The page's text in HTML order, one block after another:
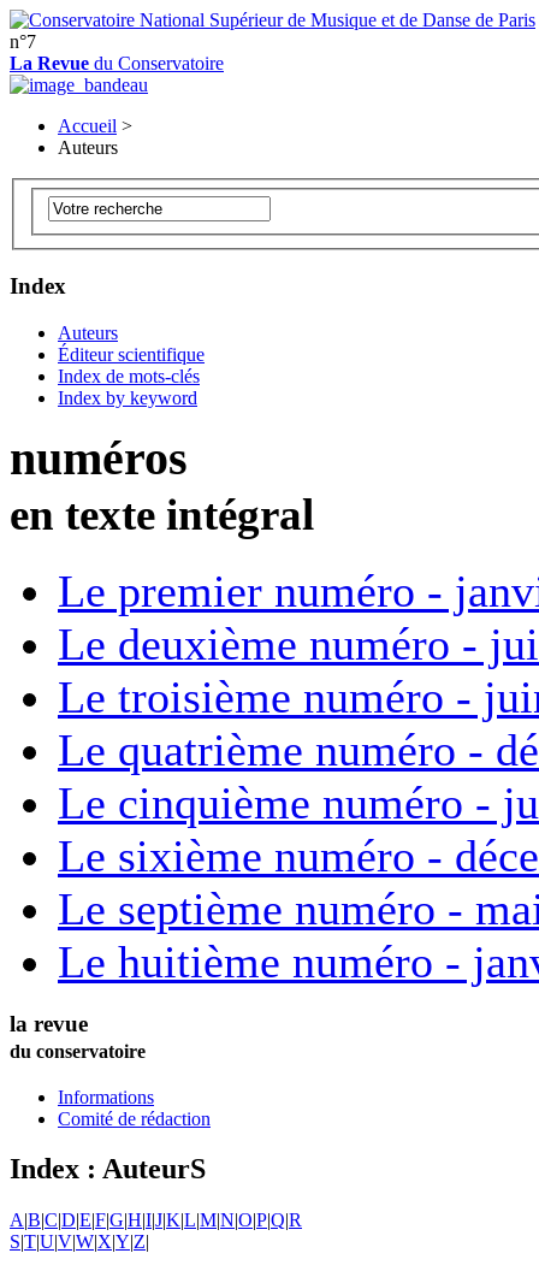
n°7
La Revue du Conservatoire
Accueil >
Auteurs
Index
Auteurs
Éditeur scientifique
Index de mots-clés
Index by keyword
numéros
en texte intégral
Le premier numéro -
Le deuxième numéro -
Le troisième numéro -
Le quatrième numéro -
Le cinquième numéro -
Le sixième numéro -
Le septième numéro -
Le huitième numéro -
la revue
du conservatoire
Informations
Comité de rédaction
Index : AuteurS
A|B|C|D|E|F|G|H|I|J|K|L|M|N|O|P|Q|R
S|T|U|V|W|X|Y|Z|